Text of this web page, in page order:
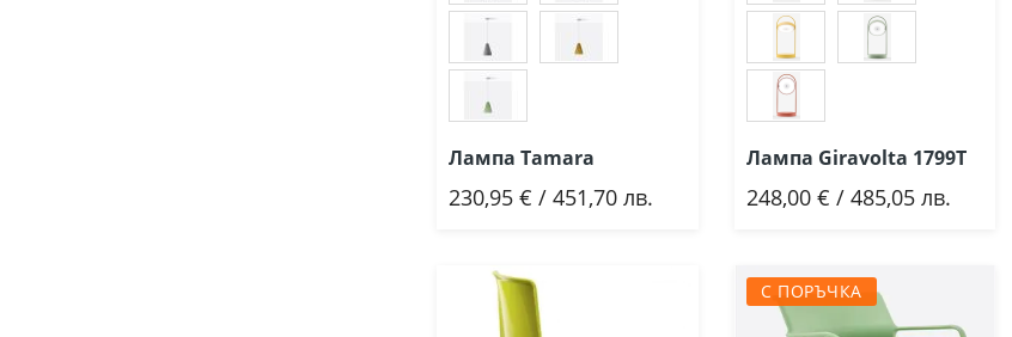
Лампа Tamara
230,95 € / 451,70 лв.
Добави
Лампа Giravolta 1799Т
248,00 € / 485,05 лв.
Добави
С ПОРЪЧКА